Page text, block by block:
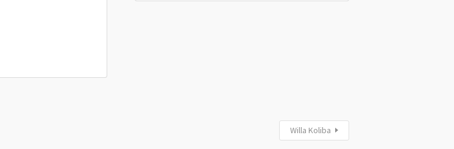
Willa Koliba